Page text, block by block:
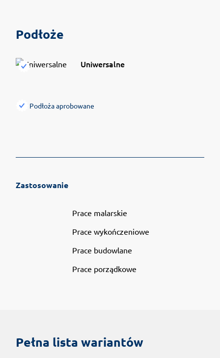
Podłoże
Uniwersalne
Podłoża aprobowane
Zastosowanie
Prace malarskie
Prace wykończeniowe
Prace budowlane
Prace porządkowe
Pełna lista wariantów